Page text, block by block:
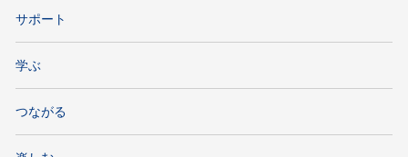
サポート
学ぶ
つながる